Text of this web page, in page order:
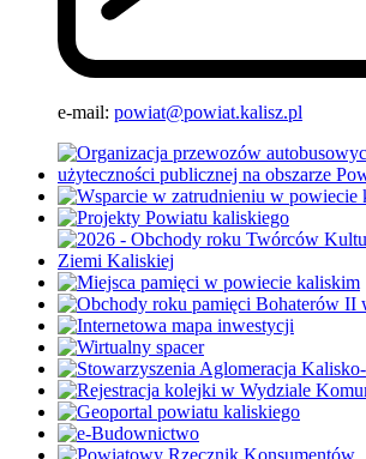
e-mail: powiat@powiat.kalisz.pl